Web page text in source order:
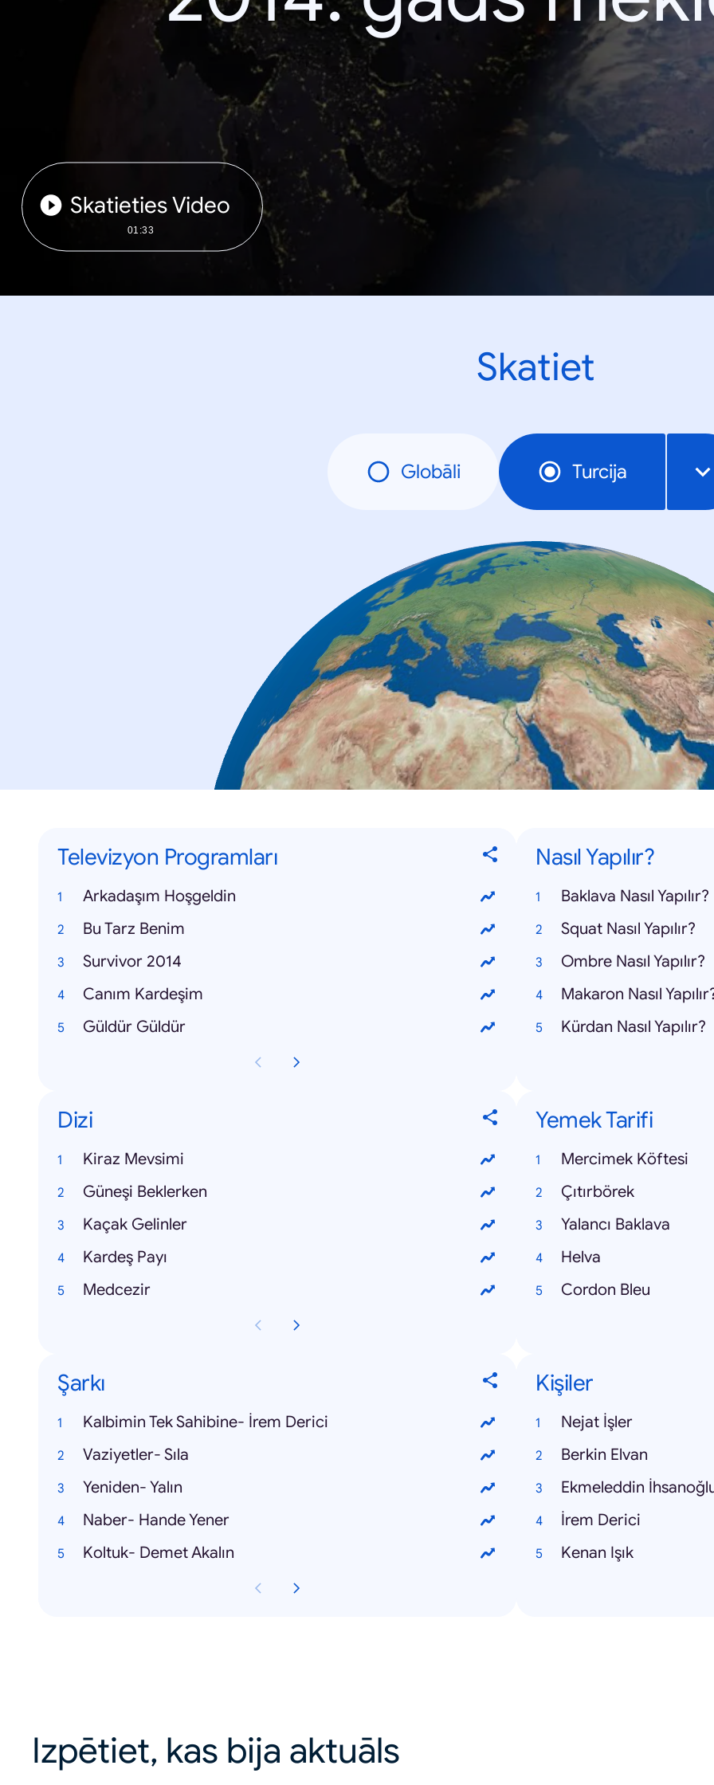
Skatieties Video
01:33
Skatiet
Globāli Turcija
Televizyon Programları
Arkadaşım Hoşgeldin
Bu Tarz Benim
Survivor 2014
Canım Kardeşim
Güldür Güldür
Nasıl Yapılır?
Baklava Nasıl Yapılır?
Squat Nasıl Yapılır?
Ombre Nasıl Yapılır?
Makaron Nasıl
Kürdan Nasıl Yapılır?
Dizi
Kiraz Mevsimi
Güneşi Beklerken
Kaçak Gelinler
Kardeş Payı
Medcezir
Yemek Tarifi
Mercimek Köftesi
Çıtırbörek
Yalancı Baklava
Helva
Cordon Bleu
Şarkı
Kalbimin Tek Sahibine- İrem Derici
Vaziyetler- Sıla
Yeniden- Yalın
Naber- Hande Yener
Koltuk- Demet Akalın
Kişiler
Nejat İşler
Berkin Elvan
Ekmeleddin
İrem Derici
Kenan Işık
Izpētiet, kas bija aktuāls